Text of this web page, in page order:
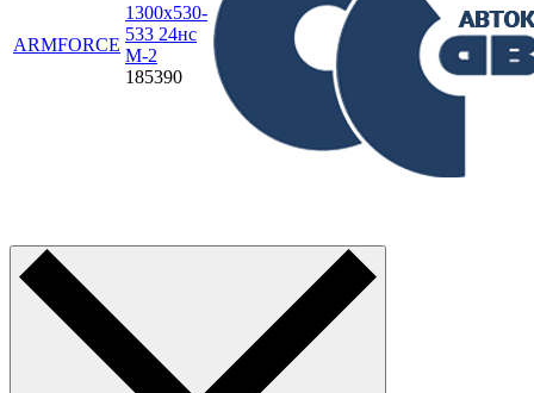
ARMFORCE
1300х530-
533 24нс
М-2
185390